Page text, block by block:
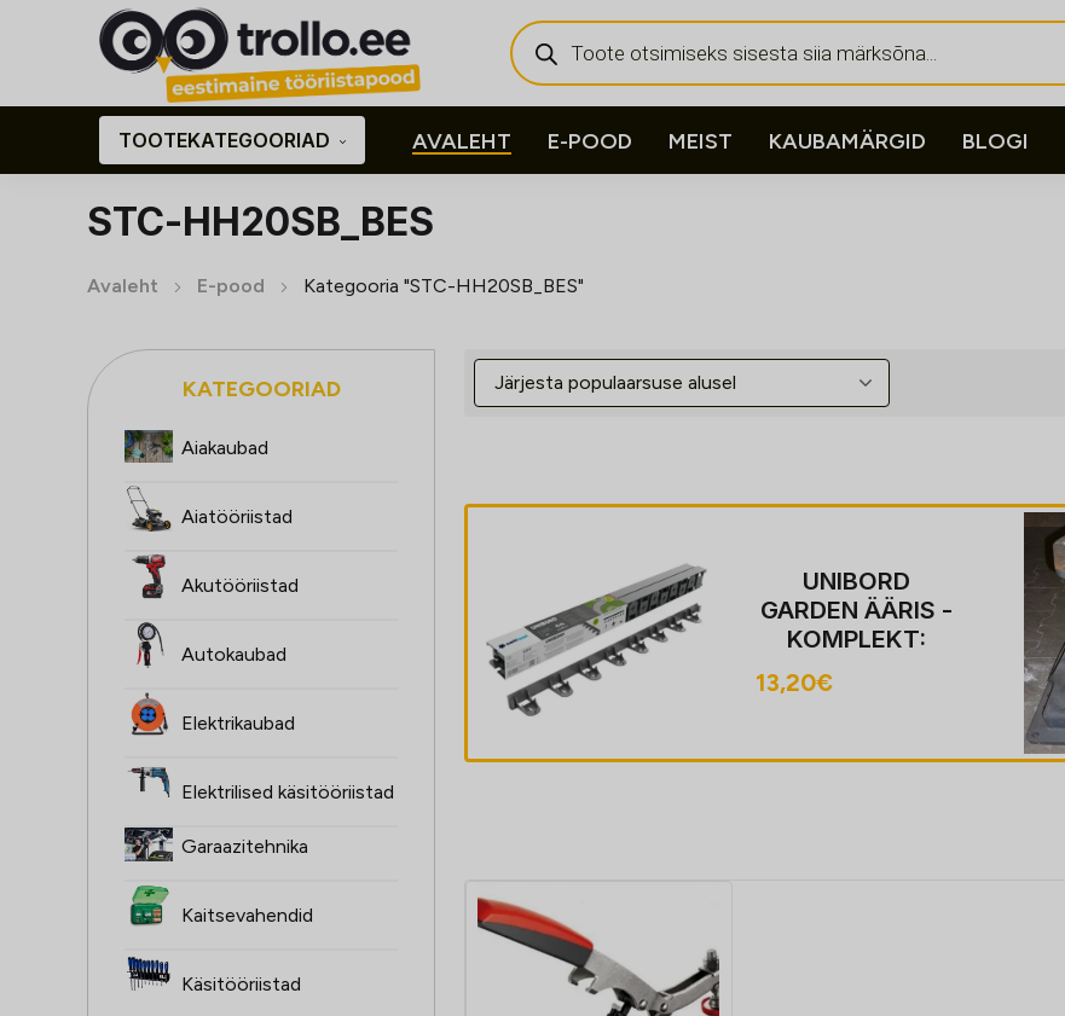
Products
search
TOOTEKATEGOORIAD AVALEHT E-POOD MEIST KAUBAMÄRGID BLOGI
STC-HH20SB_BES
Avaleht E-pood Kategooria "STC-HH20SB_BES"
KATEGOORIAD
Aiakaubad
Aiatööriistad
Akutööriistad
Autokaubad
Elektrikaubad
Elektrilised käsitööriistad
Garaazitehnika
Kaitsevahendid
Käsitööriistad
MTZ FI 82/90MM
9,20€
UNIBORD
GARDEN ÄÄRIS -
KOMPLEKT:
MUST ÄÄR
45mm x 4m + 16
TEINI
13,20€